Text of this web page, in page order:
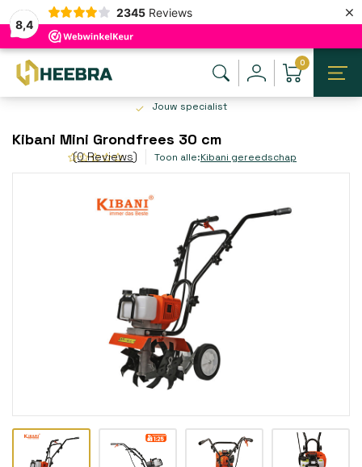
8,4
2345 Reviews ×
0
Jouw specialist
Kibani Mini Grondfrees 30 cm
(0 Reviews) Toon alle:Kibani gereedschap